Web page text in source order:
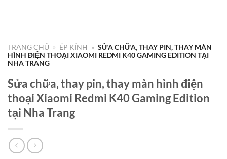
TRANG CHỦ » ÉP KÍNH » SỬA CHỮA, THAY PIN, THAY MÀN
HÌNH ĐIỆN THOẠI XIAOMI REDMI K40 GAMING EDITION TẠI
NHA TRANG
Sửa chữa, thay pin, thay màn hình điện
thoại Xiaomi Redmi K40 Gaming Edition
tại Nha Trang